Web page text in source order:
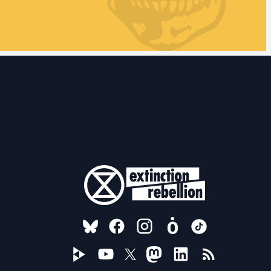
FOLLOW US ON